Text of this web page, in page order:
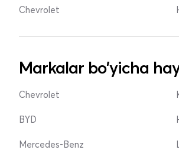
Chevrolet
Markalar bo'yicha
Chevrolet
BYD
Mercedes-Benz